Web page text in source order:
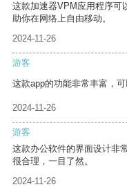
这款加速器VPM应用程序可
助你在网络上自由移动。
2024-11-26
游客
这款app的功能非常丰富，
2024-11-26
游客
这款办公软件的界面设计非
很合理，一目了然。
2024-11-26